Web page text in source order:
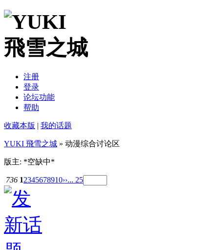
注册
登录
论坛功能
帮助
收藏本版 | 我的话题
YUKI 飛雪之城 » 动漫综合讨论区
版主: *空缺中*
736 12345678910››... 25